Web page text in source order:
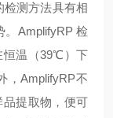
检测方法具有相
AmplifyRP 检
恒温（39℃）下
，AmplifyRP不
提取物，便可